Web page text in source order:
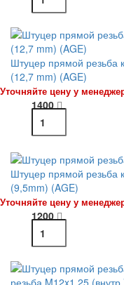
Штуцер прямой резьба
(12,7 mm) (AGE)
Уточняйте цену у
1400
Штуцер прямой резьба
(9,5mm) (AGE)
Уточняйте цену у
1200